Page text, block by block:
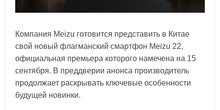
Компания Meizu готовится представить в Китае
свой новый флагманский смартфон Meizu 22,
официальная премьера которого намечена на 15
сентября. В преддверии анонса производитель
продолжает раскрывать ключевые особенности
будущей новинки.